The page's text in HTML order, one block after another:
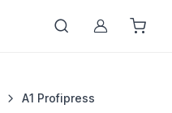
Můj účet
A1 Profipress